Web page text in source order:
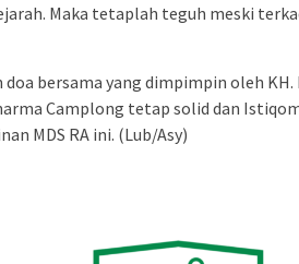
Maka tetaplah teguh meski
doa bersama yang dimpimpin oleh
Camplong tetap solid dan
MDS RA ini. (Lub/Asy)